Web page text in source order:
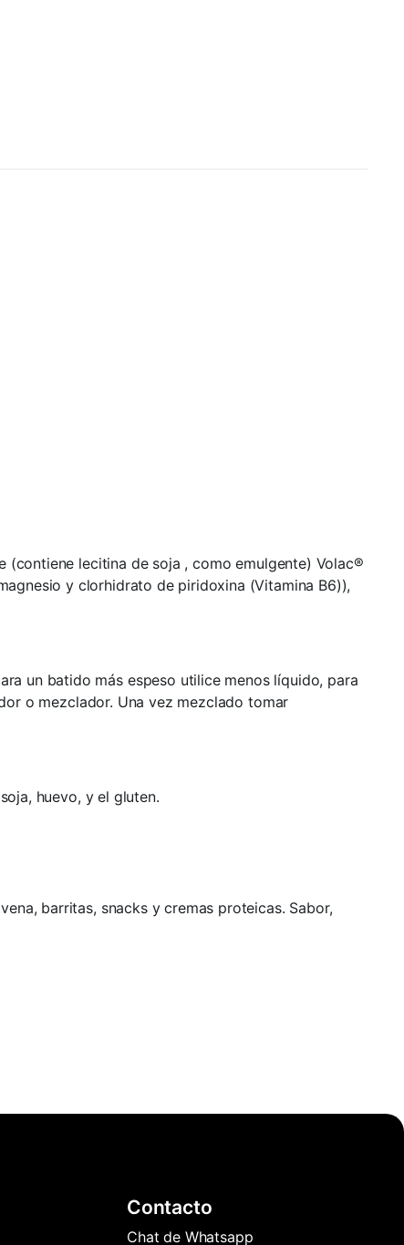
(contiene lecitina de soja , como emulgente) Volac®
y clorhidrato de piridoxina (Vitamina B6)),
un batido más espeso utilice menos líquido, para
o mezclador. Una vez mezclado tomar
huevo, y el gluten.
barritas, snacks y cremas proteicas. Sabor,
Contacto
Chat de Whatsapp